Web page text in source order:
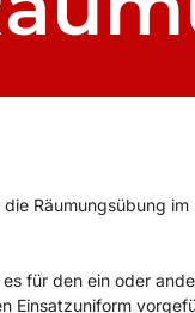
Räumungsübung
für den ein oder
Einsatzuniform